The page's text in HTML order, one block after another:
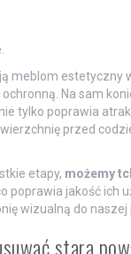
meblom estetyczny
Na sam
tylko poprawia
przed
etapy, możemy
poprawia jakość ich
wizualną do naszej
starą